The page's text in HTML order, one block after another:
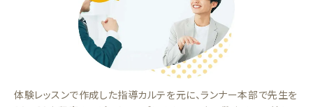
体験レッスンで作成した指導カルテを元に、ランナー本部で先生を